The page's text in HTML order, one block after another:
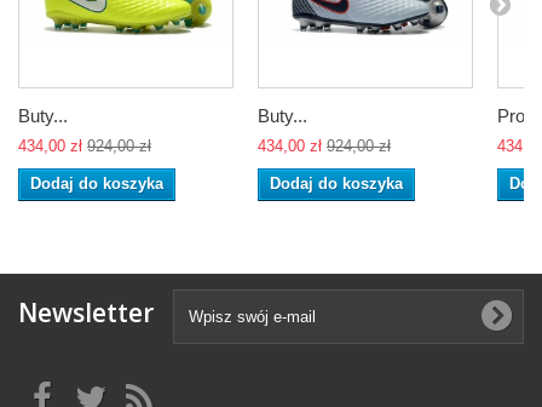
Buty...
434,00 zł 924,00 zł
Dodaj do koszyka
Buty...
434,00 zł 924,00 zł
Dodaj do koszyka
Newsletter